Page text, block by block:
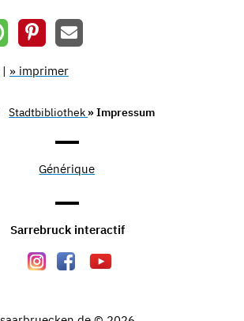
| » imprimer
Stadtbibliothek » Impressum
Générique
Sarrebruck interactif